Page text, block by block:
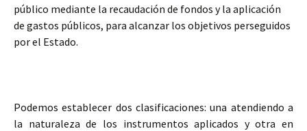
público mediante la recaudación de fondos y la aplicación
de gastos públicos, para alcanzar los objetivos perseguidos
por el Estado.
Podemos establecer dos clasificaciones: una atendiendo a
la naturaleza de los instrumentos aplicados y otra en